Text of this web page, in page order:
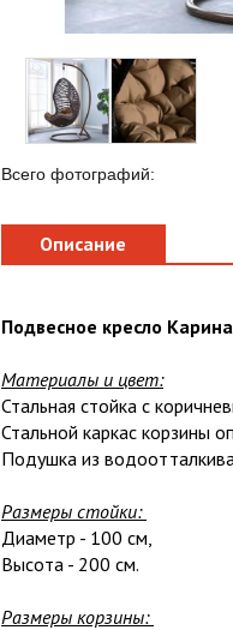
Всего фотографий:
Описание
Подвесное кресло
Материалы и цвет:
Стальная стойка с
Стальной каркас корзины
Подушка из
Размеры стойки:
Диаметр - 100 см,
Высота - 200 см.
Размеры корзины: